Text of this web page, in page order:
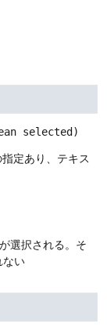
selected)
定あり、テキス
選択される。そ
ない